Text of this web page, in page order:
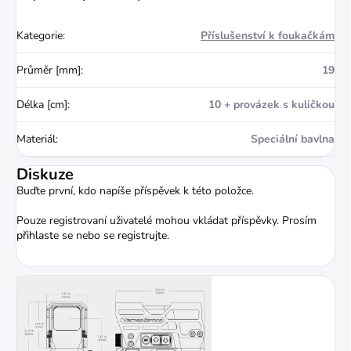
Kategorie: Příslušenství k foukačkám
Průměr [mm]: 19
Délka [cm]: 10 + provázek s kuličkou
Materiál: Speciální bavlna
Diskuze
Buďte první, kdo napíše příspěvek k této položce.
Pouze registrovaní uživatelé mohou vkládat příspěvky. Prosím
přihlaste se nebo se registrujte.